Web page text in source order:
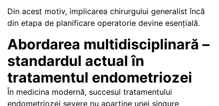
Din acest motiv, implicarea chirurgului generalist încă
din etapa de planificare operatorie devine esențială.
Abordarea multidisciplinară –
standardul actual în
tratamentul endometriozei
În medicina modernă, succesul tratamentului
endometriozei severe nu aparține unei singure